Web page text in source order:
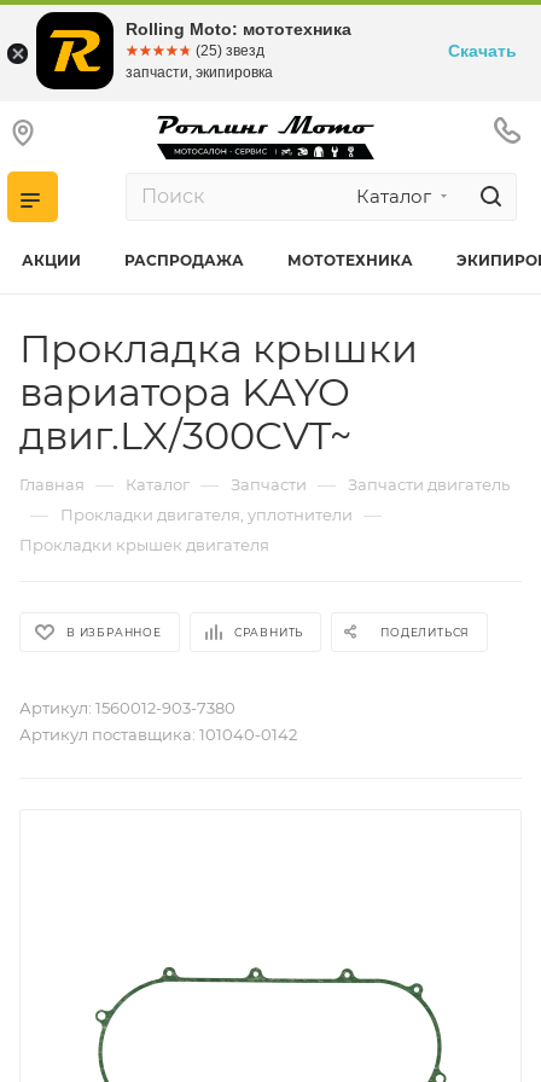
Каталог
АКЦИИ РАСПРОДАЖА МОТОТЕХНИКА
Прокладка крышки
вариатора KAYO
двиг.LX/300CVT~
Главная — Каталог — Запчасти — Запчасти двигатель
— Прокладки двигателя, уплотнители —
Прокладки крышек двигателя
В ИЗБРАННОЕ СРАВНИТЬ ПОДЕЛИТЬСЯ
Артикул: 1560012-903-7380
Артикул поставщика: 101040-0142
Rolling Moto: мототехника
☆☆☆☆☆
★★★★★ (25) звезд
запчасти, экипировка
Скачать